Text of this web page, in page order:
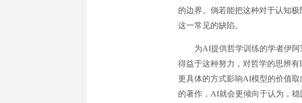
的边界。倘若能把这种对于认知
这一常见的缺陷。
为AI提供哲学训练的学者伊阿
得益于这种努力，对哲学的思辨
更具体的方式影响AI模型的价值
的著作，AI就会更倾向于认为，稳